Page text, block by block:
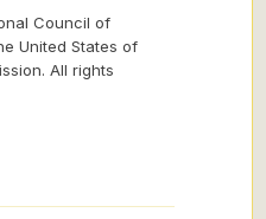
Council of
United States of
All rights